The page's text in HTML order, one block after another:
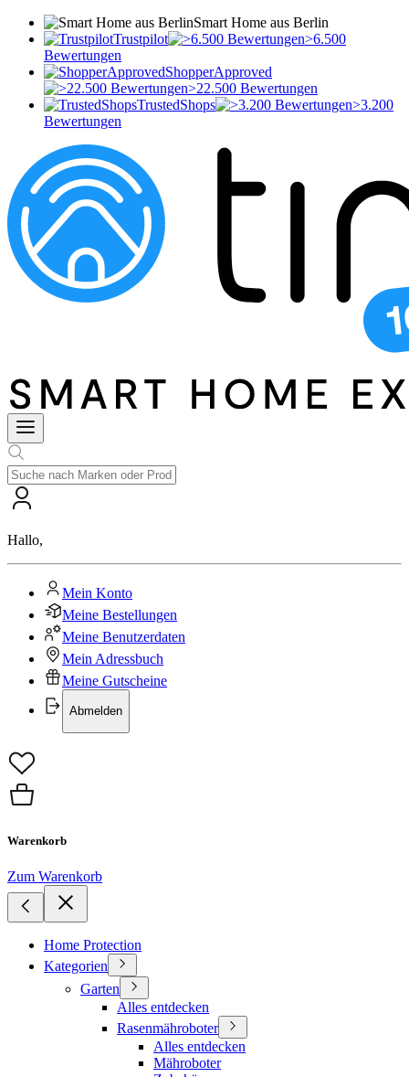
Smart Home aus Berlin
Trustpilot
>6.500
Bewertungen
ShopperApproved
>22.500 Bewertungen
TrustedShops
>3.200
Bewertungen
Hallo,
Mein Konto
Meine Bestellungen
Meine Benutzerdaten
Mein Adressbuch
Meine Gutscheine
Abmelden
Warenkorb
Zum Warenkorb
Home Protection
Kategorien
Garten
Alles entdecken
Rasenmähroboter
Alles entdecken
Mähroboter